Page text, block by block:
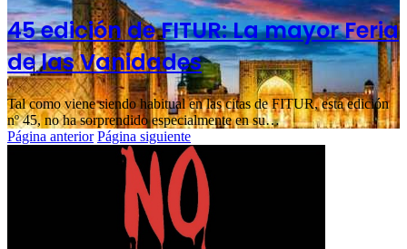
45 edición de FITUR: La mayor Feria
de las Vanidades
Tal como viene siendo habitual en las citas de FITUR, esta edición
nº 45, no ha sorprendido especialmente en su…
Página anterior Página siguiente